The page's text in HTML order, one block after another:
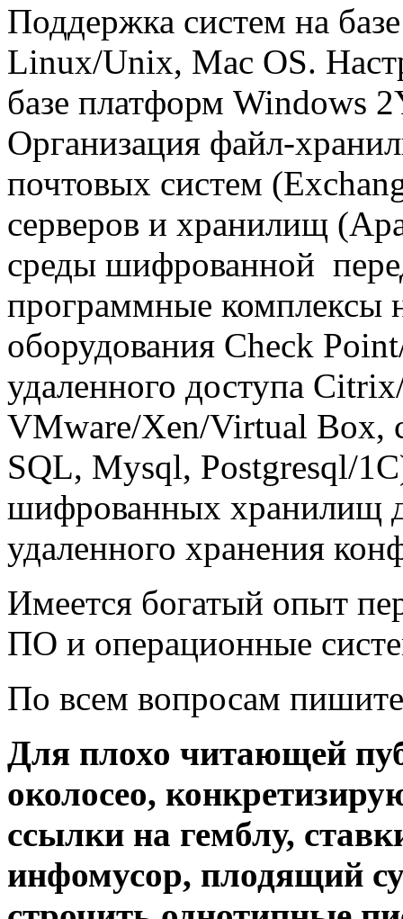
Поддержка систем на
Linux/Unix, Mac OS.
базе платформ Windows
Организация файл-
почтовых систем
серверов и хранилищ
среды шифрованной
программные комплексы
оборудования Check
удаленного доступа
VMware/Xen/Virtual Box,
SQL, Mysql, Postgresql/
шифрованных хранилищ
удаленного хранения
Имеется богатый опыт
ПО и операционные
По всем вопросам
Для плохо читающей
околосео,
ссылки на гемблу,
инфомусор, плодящий